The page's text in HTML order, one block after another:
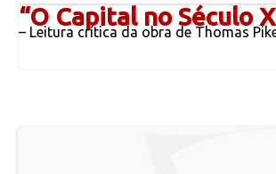
“O Capital no Século
– Leitura crítica da obra de Thomas